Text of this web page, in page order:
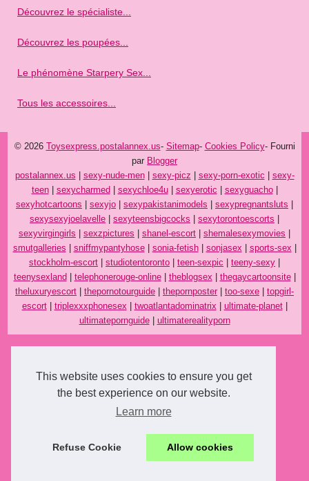
This website uses cookies to ensure you get
the best experience on our website.
Learn more
Refuse Cookie Allow cookies
Découvrez le spécialiste...
Découvrez les poupées...
Le phénomène Starpery Sex...
Tous les accessoires...
© 2026 Toysexpress.postalannex.us- Sitemap- Cookies Policy- Fourni
par Blogger
postalannex.us
sexy-nude-men| sexy-picz sexy-porn-exotic
sexy-
teen| sexycharmed sexychloe4u| sexyerotic sexyguacho|
sexyhotcartoons
sexyjo sexypakistanimodels sexypregnantsluts
sexysexyjoelavelle
sexyteensbigcocks sexytorontoescorts
sexyvirgingirls
sexzpictures shanel-escort shemalesexymovies
smutgalleries
sniffmypantyhose| sonia-fetish| sonjasex sports-sex
stockholm-escort
studiotentoronto teen-sexpic teeny-sexy
teenysexland
telephonerouge-online| theblogsex thegaycartoonsite|
theluxuryescort
thepornotourguide thepornposter too-sexe
topgirl-
escort| triplexxxphonesex twoatlantadominatrix ultimate-planet|
ultimatepornguide| ultimaterealityporn